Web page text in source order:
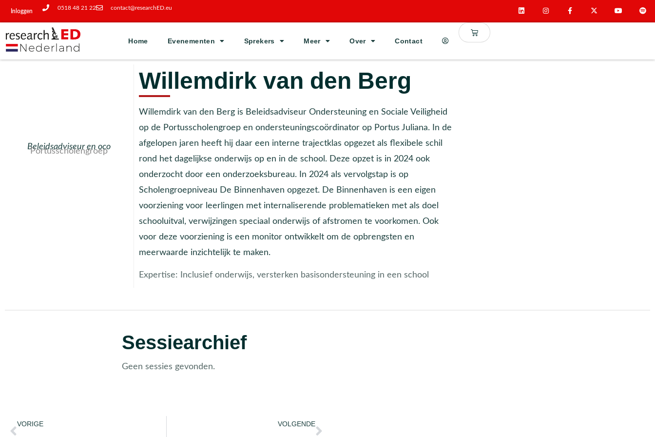
Inloggen
0518 48 21 22 contact@researchED.eu
Home Evenementen Sprekers Meer Over Contact
Beleidsadviseur en oco
Portusscholengroep
Willemdirk van den Berg
Willemdirk van den Berg is Beleidsadviseur Ondersteuning en Sociale Veiligheid
op de Portusscholengroep en ondersteuningscoördinator op Portus Juliana. In de
afgelopen jaren heeft hij daar een interne trajectklas opgezet als flexibele schil
rond het dagelijkse onderwijs op en in de school. Deze opzet is in 2024 ook
onderzocht door een onderzoeksbureau. In 2024 als vervolgstap is op
Scholengroepniveau De Binnenhaven opgezet. De Binnenhaven is een eigen
voorziening voor leerlingen met internaliserende problematieken met als doel
schooluitval, verwijzingen speciaal onderwijs of afstromen te voorkomen. Ook
voor deze voorziening is een monitor ontwikkelt om de opbrengsten en
meerwaarde inzichtelijk te maken.
Expertise: Inclusief onderwijs, versterken basisondersteuning in een school
Sessiearchief
Geen sessies gevonden.
VORIGE VOLGENDE